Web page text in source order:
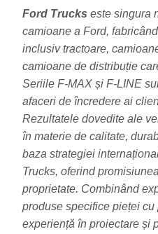
Ford Trucks este singura
camioane a Ford,
inclusiv tractoare,
camioane de distribuție
Seriile F-MAX și F-LINE
afaceri de încredere ai
Rezultatele dovedite ale
în materie de calitate,
baza strategiei
Trucks, oferind
proprietate. Combinând
produse specifice pieței
experiență în proiectare și